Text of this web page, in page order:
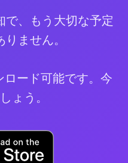
で、もう大切な予定
ません。
ード可能です。今
ょう。